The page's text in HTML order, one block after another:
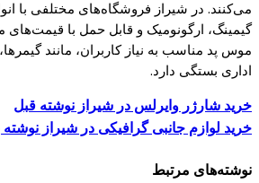
می‌کنند. در شیراز فروشگاه‌های مختلفی با
گیمینگ، ارگونومیک و قابل حمل با قیمت‌های
موس پد مناسب به نیاز کاربران، مانند
اداری بستگی دارد.
خرید شارژر وایرلس در شیراز نوشته قبل
خرید لوازم جانبی گرافیکی در شیراز نوشته
نوشته‌های مرتبط